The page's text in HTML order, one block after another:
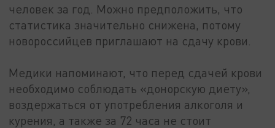
человек за год. Можно предположить, что
статистика значительно снижена, потому
новороссийцев приглашают на сдачу крови.
Медики напоминают, что перед сдачей крови
необходимо соблюдать «донорскую диету»,
воздержаться от употребления алкоголя и
курения, а также за 72 часа не стоит